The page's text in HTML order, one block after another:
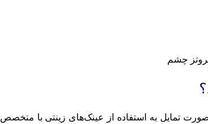
چشم
تمایل به استفاده از عینک‌های زینتی با متخصص